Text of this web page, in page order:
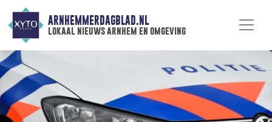
ARNHEMMERDAGBLAD.NL
lokaal nieuws arnhem en omgeving